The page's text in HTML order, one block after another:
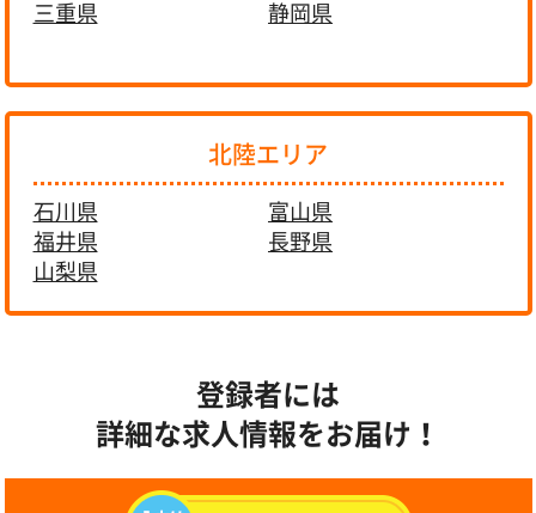
三重県
静岡県
北陸エリア
石川県
富山県
福井県
長野県
山梨県
登録者には
詳細な求人情報をお届け！